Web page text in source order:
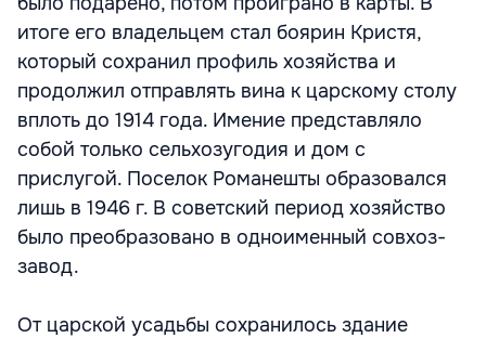
итоге его владельцем стал боярин Кристя,
который сохранил профиль хозяйства и
продолжил отправлять вина к царскому столу
вплоть до 1914 года. Имение представляло
собой только сельхозугодия и дом с
прислугой. Поселок Романешты образовался
лишь в 1946 г. В советский период хозяйство
было преобразовано в одноименный совхоз-
завод.
От царской усадьбы сохранилось здание